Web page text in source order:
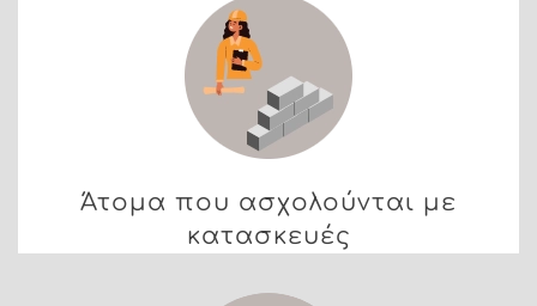
Άτομα που ασχολούνται με
κατασκευές